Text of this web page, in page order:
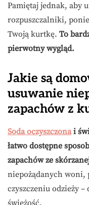
Pamiętaj jednak, aby
rozpuszczalniki,
Twoją kurtkę. To
pierwotny wygląd.
Jakie są
usuwanie
zapachów z
Soda oczyszczonai
łatwo dostępne
zapachów ze
niepożądanych woni,
czyszczeniu odzieży